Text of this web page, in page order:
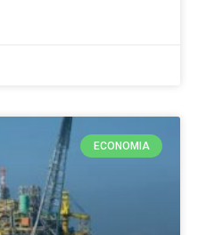
ECONOMIA